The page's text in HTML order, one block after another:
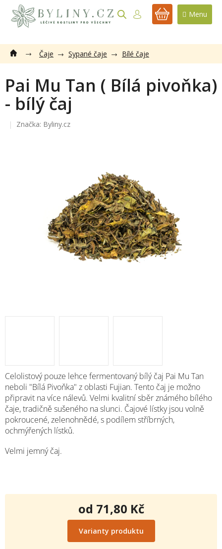
obsah
NÁKUPNÍ
Čaje Sypané čaje Bílé čaje
Pai Mu Tan ( Bílá pivoňka)
- bílý čaj
Značka: Byliny.cz
Celolistový pouze lehce fermentovaný bílý čaj Pai Mu Tan
neboli "Bílá Pivoňka" z oblasti Fujian. Tento čaj je možno
připravit na více nálevů. Velmi kvalitní sběr známého bílého
čaje, tradičně sušeného na slunci. Čajové lístky jsou volně
pokroucené, zelenohnědé, s podílem stříbrných,
ochmýřených lístků.
Velmi jemný čaj.
od 71,80 Kč
Měrná
cena:
Varianty produktu